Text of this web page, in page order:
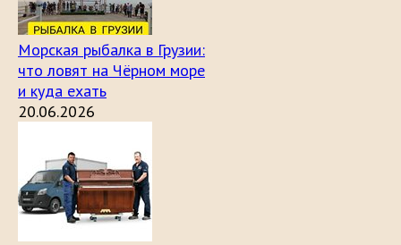
Морская рыбалка в Грузии:
что ловят на Чёрном море
и куда ехать
20.06.2026